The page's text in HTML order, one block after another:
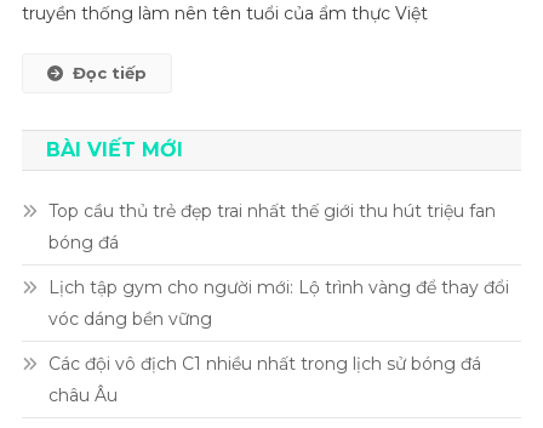
truyền thống làm nên tên tuổi của ẩm thực Việt
Đọc tiếp
Điều hướng bài viết
BÀI VIẾT MỚI
Top cầu thủ trẻ đẹp trai nhất thế giới thu hút triệu fan
bóng đá
Lịch tập gym cho người mới: Lộ trình vàng để thay đổi
vóc dáng bền vững
Các đội vô địch C1 nhiều nhất trong lịch sử bóng đá
châu Âu